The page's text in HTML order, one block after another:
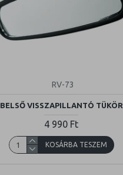
RV-73
BELSŐ VISSZAPILLANTÓ TÜKÖR
4 990 Ft
KOSÁRBA TESZEM